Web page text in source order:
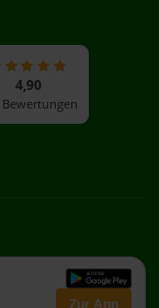
Zur App
4,90
Bewertungen